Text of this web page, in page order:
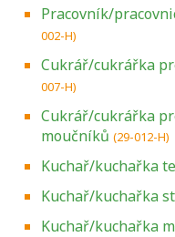
Pracovník/
002-H)
Cukrář/cukrářka
007-H)
Cukrář/cukrářka
moučníků (29-012-H)
Kuchař/kuchařka
Kuchař/kuchařka
Kuchař/kuchařka